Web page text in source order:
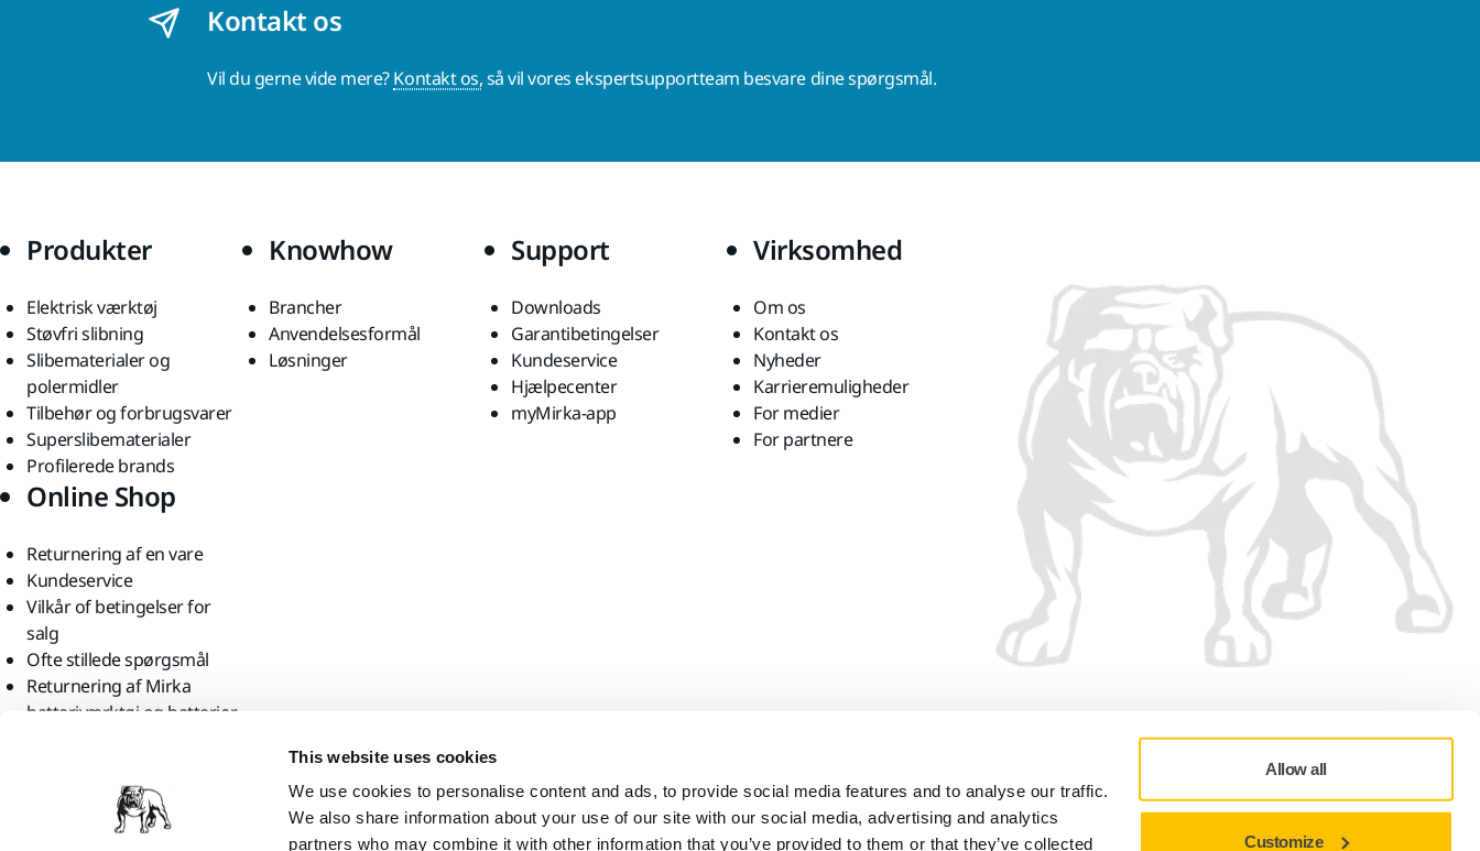
This website uses cookies
We use cookies to personalise content and ads, to provide social media features and to analyse our traffic.
We also share information about your use of our site with our social media, advertising and analytics
partners who may combine it with other information that you’ve provided to them or that they’ve collected
Allow all
Customize
Kontakt os
Vil du gerne vide mere?Kontakt os,så vil vores ekspertsupportteam besvare dine spørgsmål.
Produkter
Elektrisk værktøj
Støvfri slibning
Slibematerialer og
polermidler
Tilbehør og forbrugsvarer
Superslibematerialer
Profilerede brands
Knowhow
Brancher
Anvendelsesformål
Løsninger
Support
Downloads
Garantibetingelser
Kundeservice
Hjælpecenter
myMirka-app
Virksomhed
Om os
Kontakt os
Nyheder
Karrieremuligheder
For medier
For partnere
Online Shop
Returnering af en vare
Kundeservice
Vilkår of betingelser for
salg
Ofte stillede spørgsmål
Returnering af Mirka
batteriværktøj og batterier